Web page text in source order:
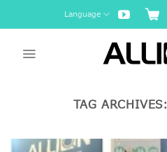
to
Language
TAG ARCHIVES: